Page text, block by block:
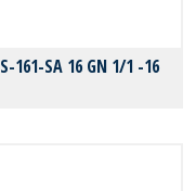
161-SA 16 GN 1/1 -16